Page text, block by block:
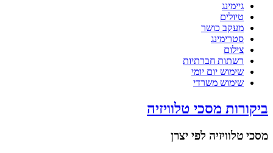
גיימינג
טיולים
מעקב כושר
סטרימינג
צילום
רשתות חברתיות
שימוש יום יומי
שימוש משרדי
ביקורות מסכי טלוויזיה
מסכי טלוויזיה לפי יצרן